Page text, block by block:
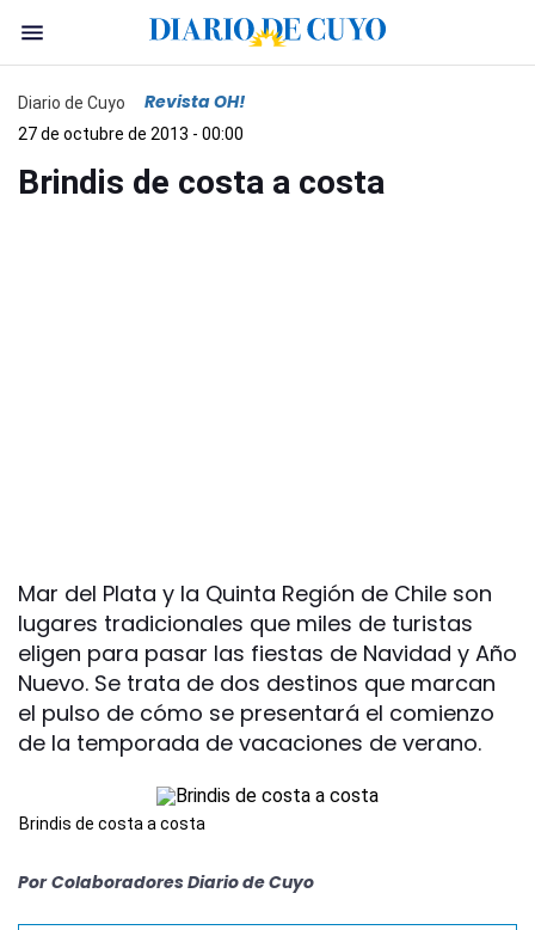
Diario de Cuyo Revista OH!
27 de octubre de 2013 - 00:00
Brindis de costa a costa
Mar del Plata y la Quinta Región de Chile son
lugares tradicionales que miles de turistas
eligen para pasar las fiestas de Navidad y Año
Nuevo. Se trata de dos destinos que marcan
el pulso de cómo se presentará el comienzo
de la temporada de vacaciones de verano.
Brindis de costa a costa
Por Colaboradores Diario de Cuyo